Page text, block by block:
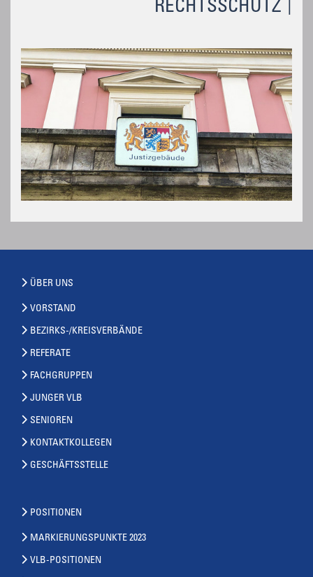
RECHTSSCHUTZ
ÜBER UNS
VORSTAND
BEZIRKS-/KREISVERBÄNDE
REFERATE
FACHGRUPPEN
JUNGER VLB
SENIOREN
KONTAKTKOLLEGEN
GESCHÄFTSSTELLE
POSITIONEN
MARKIERUNGSPUNKTE 2023
VLB-POSITIONEN